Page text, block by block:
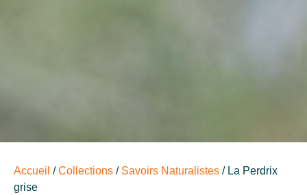
Accueil /Collections / Savoirs Naturalistes / La Perdrix
grise